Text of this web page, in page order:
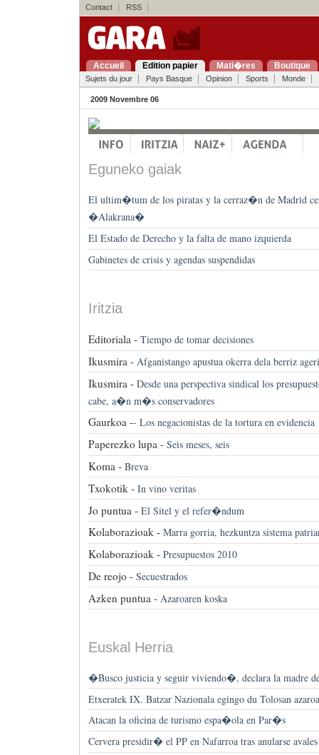
Contact RSS
Accueil Edition papier Mati�res Boutique
Sujets du jour Pays Basque Opinion Sports Monde
2009 Novembre 06
Eguneko gaiak
El ultim�tum de los piratas y la cerraz�n de Madrid
�Alakrana�
El Estado de Derecho y la falta de mano izquierda
Gabinetes de crisis y agendas suspendidas
Iritzia
Editoriala - Tiempo de tomar decisiones
Ikusmira - Afganistango apustua okerra dela berriz
Ikusmira - Desde una perspectiva sindical los
cabe, a�n m�s conservadores
Gaurkoa -- Los negacionistas de la tortura en evidencia
Paperezko lupa - Seis meses, seis
Koma - Breva
Txokotik - In vino veritas
Jo puntua - El Sitel y el refer�ndum
Kolaborazioak - Marra gorria, hezkuntza sistema
Kolaborazioak - Presupuestos 2010
De reojo - Secuestrados
Azken puntua - Azaroaren koska
Euskal Herria
�Busco justicia y seguir viviendo�, declara la madre
Etxeratek IX. Batzar Nazionala egingo du Tolosan
Atacan la oficina de turismo espa�ola en Par�s
Cervera presidir� el PP en Nafarroa tras anularse